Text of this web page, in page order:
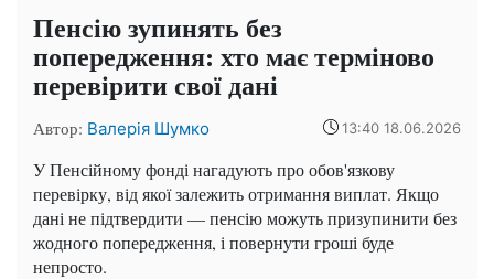
Пенсію зупинять без
попередження: хто має терміново
перевірити свої дані
Автор: Валерія Шумко 13:40 18.06.2026
У Пенсійному фонді нагадують про обов'язкову
перевірку, від якої залежить отримання виплат. Якщо
дані не підтвердити — пенсію можуть призупинити без
жодного попередження, і повернути гроші буде
непросто.